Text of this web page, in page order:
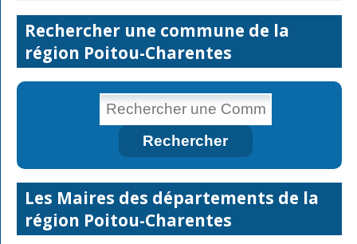
Rechercher une commune de la
région Poitou-Charentes
Les Maires des départements de la
région Poitou-Charentes